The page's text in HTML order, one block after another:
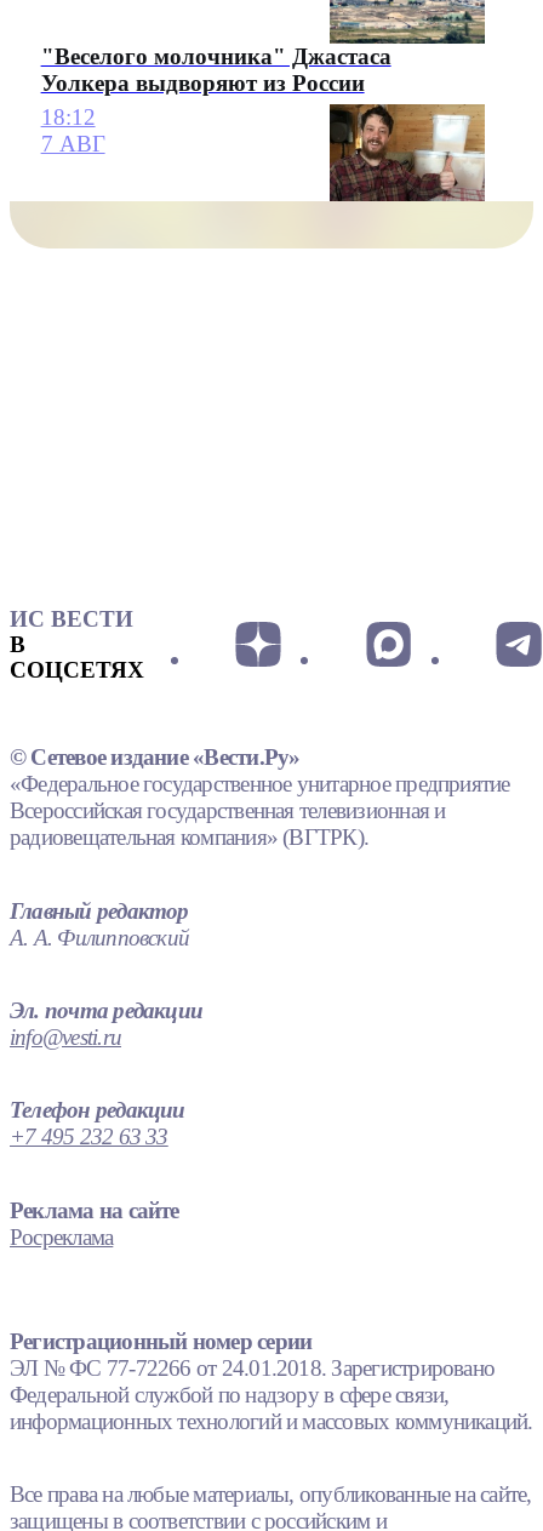
"Веселого молочника" Джастаса
Уолкера выдворяют из России
18:12
7 АВГ
ИС ВЕСТИ
В
СОЦСЕТЯХ
© Сетевое издание «Вести.Ру»
«Федеральное государственное унитарное предприятие
Всероссийская государственная телевизионная и
радиовещательная компания» (ВГТРК).
Главный редактор
А. А. Филипповский
Эл. почта редакции
info@vesti.ru
Телефон редакции
+7 495 232 63 33
Реклама на сайте
Росреклама
Регистрационный номер серии
ЭЛ № ФС 77-72266 от 24.01.2018. Зарегистрировано
Федеральной службой по надзору в сфере связи,
информационных технологий и массовых коммуникаций.
Все права на любые материалы, опубликованные на сайте,
защищены в соответствии с российским и